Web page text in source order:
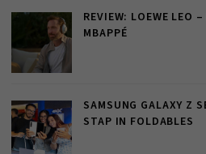
REVIEW: LOEWE LEO
MBAPPÉ
SAMSUNG GALAXY Z
STAP IN FOLDABLES